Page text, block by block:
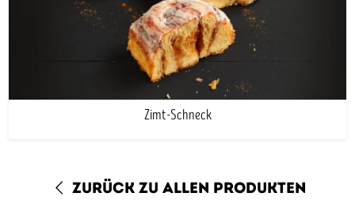
Zimt-Schneck
zurück zu allen Produkten